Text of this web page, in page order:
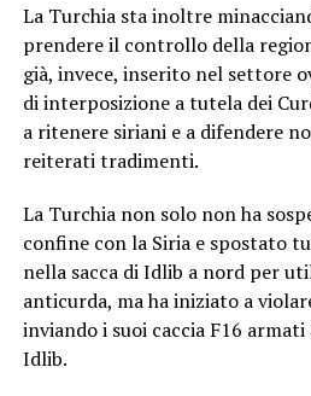
La Turchia sta inoltre
prendere il controllo della
già, invece, inserito nel settore
di interposizione a tutela dei
a ritenere siriani e a difendere
reiterati tradimenti.
La Turchia non solo non ha
confine con la Siria e spostato
nella sacca di Idlib a nord per
anticurda, ma ha iniziato a
inviando i suoi caccia F16
Idlib.